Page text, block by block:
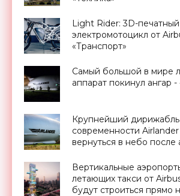
Light Rider: 3D-печатный
электромотоцикл от
«Транспорт»
Самый большой в мире
аппарат покинул ангар -
Крупнейший дирижабль
современности Airlander
вернуться в небо после
Вертикальные
летающих такси от
будут строиться прямо